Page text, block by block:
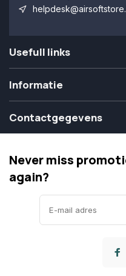
Usefull links
Informatie
Contactgegevens
Never miss
again?